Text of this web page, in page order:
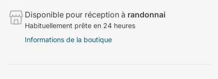
Disponible pour réception à randonnai
Habituellement prête en 24 heures
Informations de la boutique